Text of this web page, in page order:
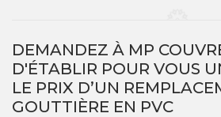
DEMANDEZ À MP
D'ÉTABLIR POUR VOUS
LE PRIX D’UN
GOUTTIÈRE EN PVC